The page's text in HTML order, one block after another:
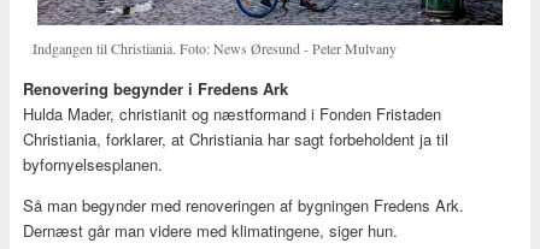
Indgangen til Christiania. Foto: News Øresund - Peter Mulvany
Renovering begynder i Fredens Ark
Hulda Mader, christianit og næstformand i Fonden Fristaden
Christiania, forklarer, at Christiania har sagt forbeholdent ja til
byfornyelsesplanen.
Så man begynder med renoveringen af bygningen Fredens Ark.
Dernæst går man videre med klimatingene, siger hun.